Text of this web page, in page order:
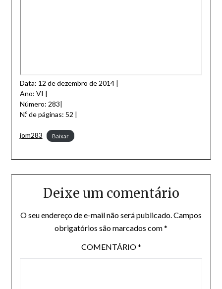
Data: 12 de dezembro de 2014 |
Ano: VI |
Número: 283|
N.º de páginas: 52 |
jom283 Baixar
Deixe um comentário
O seu endereço de e-mail não será publicado.Campos
obrigatórios são marcados com*
COMENTÁRIO*